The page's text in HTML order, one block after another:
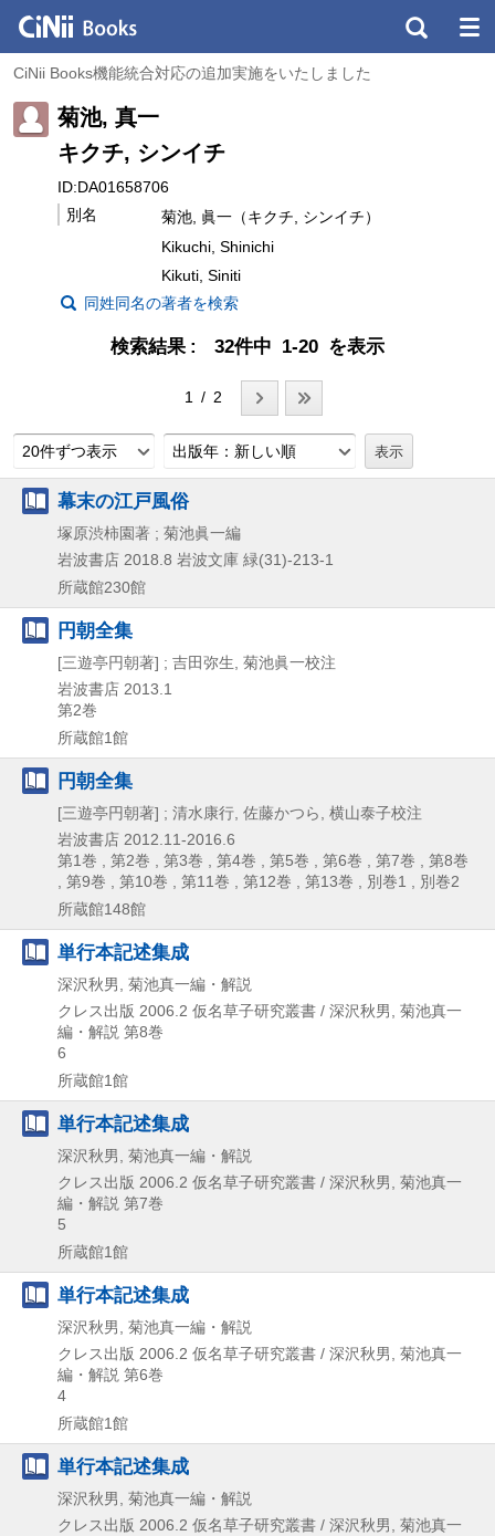
CiNii Books機能統合対応の追加実施をいたしました
菊池, 真一
キクチ, シンイチ
ID:DA01658706
別名
菊池, 眞一（キクチ, シンイチ）
Kikuchi, Shinichi
Kikuti, Siniti
同姓同名の著者を検索
検索結果 32件中 1-20 を表示
1 / 2
20件ずつ表示 出版年：新しい順
幕末の江戸風俗
塚原渋柿園著 ; 菊池眞一編
岩波書店 2018.8 岩波文庫 緑(31)-213-1
所蔵館230館
円朝全集
[三遊亭円朝著] ; 吉田弥生, 菊池眞一校注
岩波書店 2013.1
第2巻
所蔵館1館
円朝全集
[三遊亭円朝著] ; 清水康行, 佐藤かつら, 横山泰子校注
岩波書店 2012.11-2016.6
第1巻 , 第2巻 , 第3巻 , 第4巻 , 第5巻 , 第6巻 , 第7巻 , 第8巻
, 第9巻 , 第10巻 , 第11巻 , 第12巻 , 第13巻 , 別巻1 , 別巻2
所蔵館148館
単行本記述集成
深沢秋男, 菊池真一編・解説
クレス出版 2006.2 仮名草子研究叢書 / 深沢秋男, 菊池真一
編・解説 第8巻
6
所蔵館1館
単行本記述集成
深沢秋男, 菊池真一編・解説
クレス出版 2006.2 仮名草子研究叢書 / 深沢秋男, 菊池真一
編・解説 第7巻
5
所蔵館1館
単行本記述集成
深沢秋男, 菊池真一編・解説
クレス出版 2006.2 仮名草子研究叢書 / 深沢秋男, 菊池真一
編・解説 第6巻
4
所蔵館1館
単行本記述集成
深沢秋男, 菊池真一編・解説
クレス出版 2006.2 仮名草子研究叢書 / 深沢秋男, 菊池真一